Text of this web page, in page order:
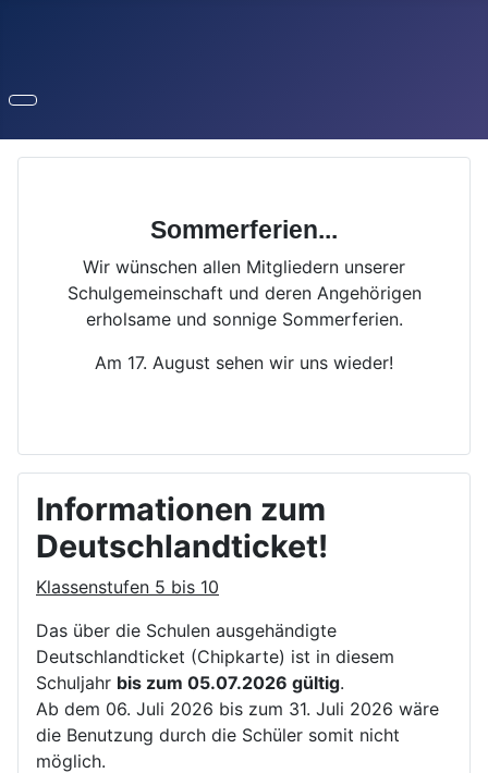
Sommerferien...
Wir wünschen allen Mitgliedern unserer
Schulgemeinschaft und deren Angehörigen
erholsame und sonnige Sommerferien.
Am 17. August sehen wir uns wieder!
Informationen zum
Deutschlandticket!
Klassenstufen 5 bis 10
Das über die Schulen ausgehändigte
Deutschlandticket (Chipkarte) ist in diesem
Schuljahr bis zum 05.07.2026 gültig.
Ab dem 06. Juli 2026 bis zum 31. Juli 2026 wäre
die Benutzung durch die Schüler somit nicht
möglich.